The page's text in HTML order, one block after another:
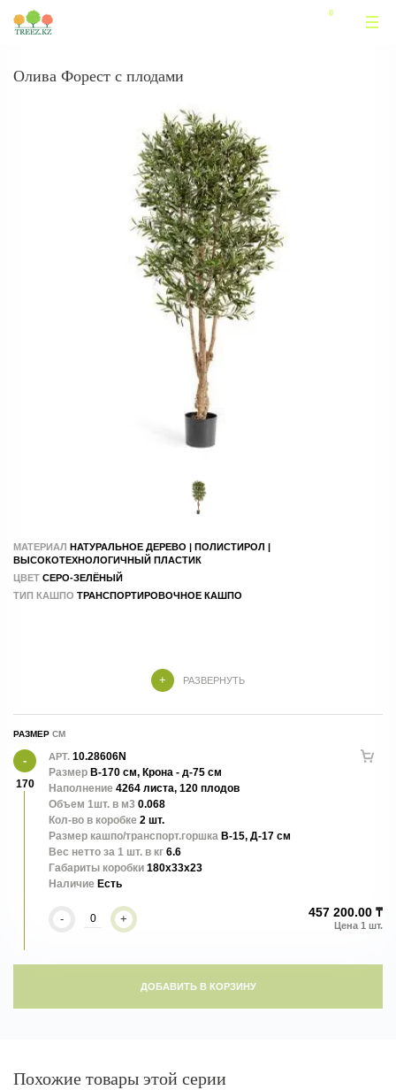
Олива Форест с плодами
МАТЕРИАЛ НАТУРАЛЬНОЕ ДЕРЕВО | ПОЛИСТИРОЛ |
ВЫСОКОТЕХНОЛОГИЧНЫЙ ПЛАСТИК
ЦВЕТ СЕРО-ЗЕЛЁНЫЙ
ТИП КАШПО ТРАНСПОРТИРОВОЧНОЕ КАШПО
натуральной формой ветвей и декоративными плодами оливы.
Гармоничное сочетание природных оттенков и тщательно
добавляя интерьеру уют и средиземноморский стиль. Не требует
РАЗВЕРНУТЬ
РАЗМЕР
170
АРТ. 10.28606N
Размер В-170 см, Крона - д-75 см
Наполнение 4264 листа, 120 плодов
Объем 1шт. в м3 0.068
Кол-во в коробке 2 шт.
Размер кашпо/транспорт.горшка В-15, Д-17 см
Вес нетто за 1 шт. в кг 6.6
Габариты коробки 180x33x23
Наличие Есть
- + 457 200.00 ₸
ДОБАВИТЬ В КОРЗИНУ
Похожие товары этой серии